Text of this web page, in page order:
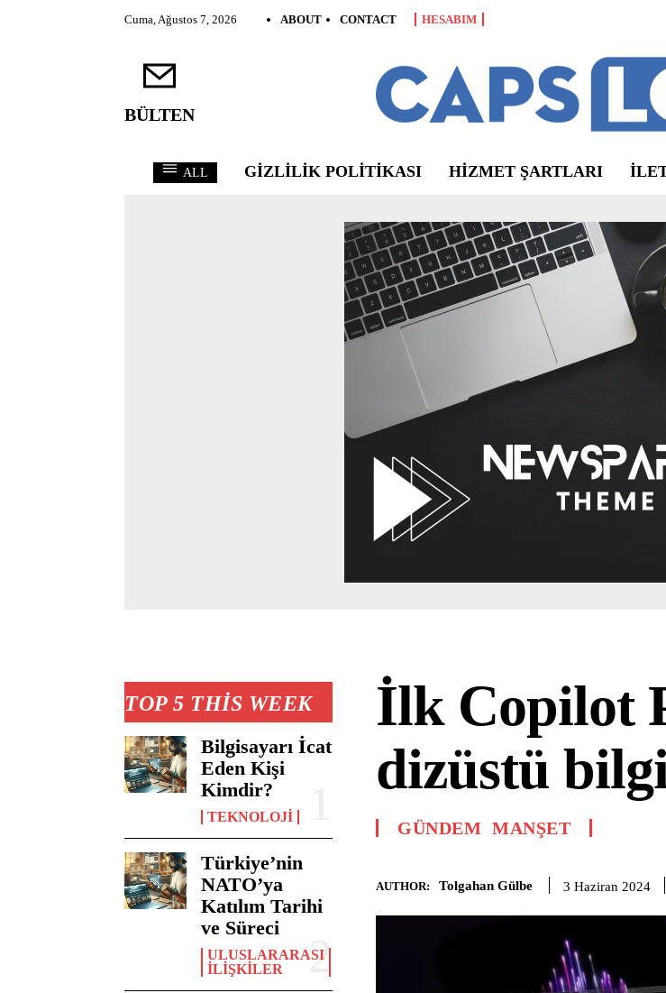
Cuma, Ağustos 7, 2026 ABOUT CONTACT HESABIM
BÜLTEN
ALL GIZLILIK POLITIKASI HIZMET ŞARTLARI
TOP 5 THIS WEEK
Bilgisayarı İcat
Eden Kişi
Kimdir?
TEKNOLOJI
Türkiye’nin
NATO’ya
Katılım Tarihi
ve Süreci
ULUSLARARASI
İLIŞKILER
İlk Copilot
dizüstü
GÜNDEM MANŞET
AUTHOR: Tolgahan Gülbe 3 Haziran 2024